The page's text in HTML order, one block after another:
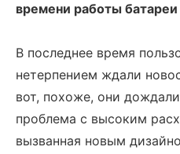
времени работы батареи
В последнее время
нетерпением ждали
вот, похоже, они
проблема с высоким
вызванная новым